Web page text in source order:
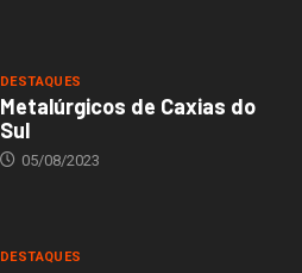
DESTAQUES
Metalúrgicos de Caxias do
Sul
05/08/2023
DESTAQUES